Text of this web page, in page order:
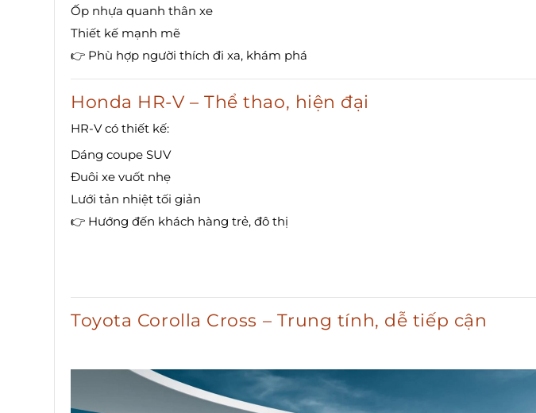
Ốp nhựa quanh thân xe
Thiết kế mạnh mẽ
👉 Phù hợp người thích đi xa, khám phá
Honda HR-V – Thể thao, hiện đại
HR-V có thiết kế:
Dáng coupe SUV
Đuôi xe vuốt nhẹ
Lưới tản nhiệt tối giản
👉 Hướng đến khách hàng trẻ, đô thị
Toyota Corolla Cross – Trung tính, dễ tiếp cận